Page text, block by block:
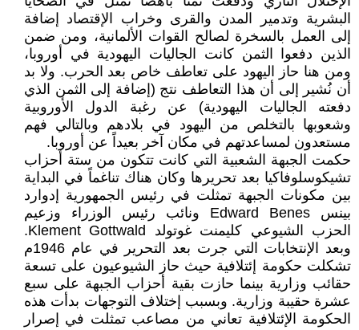
البشرية وتدمير المدن والقرى وخراب الإقتصاد إضافة
إلى العمل بالسخرة لصالح القوات الألمانية، ومن ضمن
الذين دفعوا الثمن كانت الجاليات اليهودية في أوروبا،
ومن هنا حاز اليهود على تعاطف خاص بعد الحرب. ولا بد
أن نُشير إلى أن هذا التعاطف نتج (إضافة إلى الثمن الذي
دفعته الجاليات اليهودية) عن رغبة الدول الأوروبية
وشعوبها بالتخلص من اليهود في بلادهم وبالتالي فهم
مستعدون لمساعدتهم في مكان آخر بعيداً عن أوروبا.
حكمت الجبهة الشعبية التي كانت تتكون من ستة أحزاب
تشيكوسلوفاكيا بعد تحريرها وكان هناك تناغماً في البداية
بين مكونات الجبهة تمثلت في رئيس الجمهورية إدوارد
بينس Edward Benes ونائب رئيس الوزراء وزعيم
الحزب الشيوعي كليمنت غوتولد Klement Gottwald.
وبعد الإنتخابات التي جرت بعد التحرير في عام 1946م
تشكلت حكومة إئتلافية حيث حاز الشيوعيون على تسعة
حقائب وزارية بينما حازت بقية أحزاب الجبهة على سبع
عشرة حقيبة وزارية. وبسبب إختلاف التوجهات بدأت هذه
الحكومة الإئتلافية تعاني من مصاعب تمثلت في إصرار